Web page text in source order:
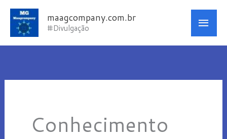
para
maagcompany.com.br
#Divulgação
Conhecimento